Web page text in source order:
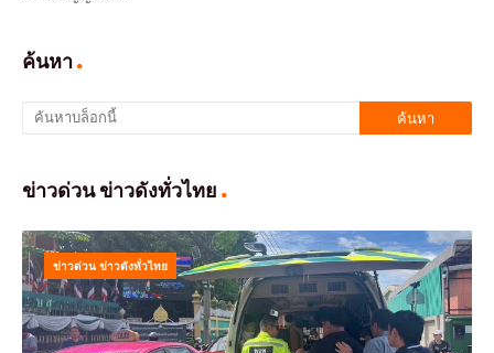
ค้นหา
ข่าวด่วน ข่าวดังทั่วไทย
ข่าวด่วน ข่าวดังทั่วไทย